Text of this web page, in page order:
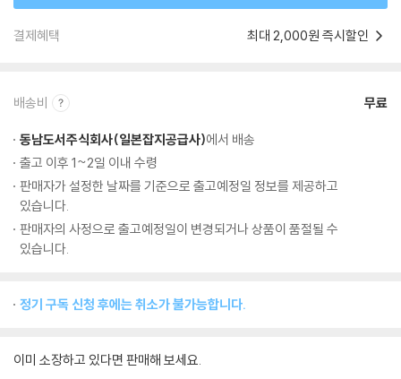
결제혜택 최대 2,000원 즉시할인
배송비 무료
동남도서주식회사(일본잡지공급사)에서 배송
출고 이후 1~2일 이내 수령
판매자가 설정한 날짜를 기준으로 출고예정일 정보를 제공하고
있습니다.
판매자의 사정으로 출고예정일이 변경되거나 상품이 품절될 수
있습니다.
정기 구독 신청 후에는 취소가 불가능합니다.
이미 소장하고 있다면 판매해 보세요.